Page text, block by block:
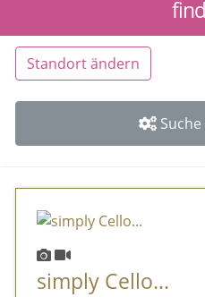
Standort ändern
simply Cello...